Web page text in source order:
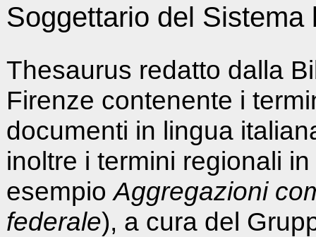
Soggettario del
Thesaurus redatto dalla
Firenze contenente i
documenti in lingua
inoltre i termini regionali
esempioAggregazioni
federale), a cura del